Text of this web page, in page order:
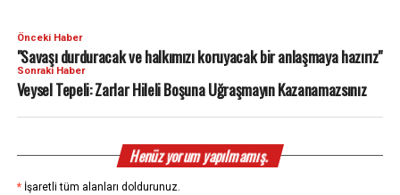
Önceki Haber
"Savaşı durduracak ve halkımızı koruyacak bir anlaşmaya hazırız"
Sonraki Haber
Veysel Tepeli: Zarlar Hileli Boşuna Uğraşmayın Kazanamazsınız
Henüz yorum yapılmamış.
* İşaretli tüm alanları doldurunuz.